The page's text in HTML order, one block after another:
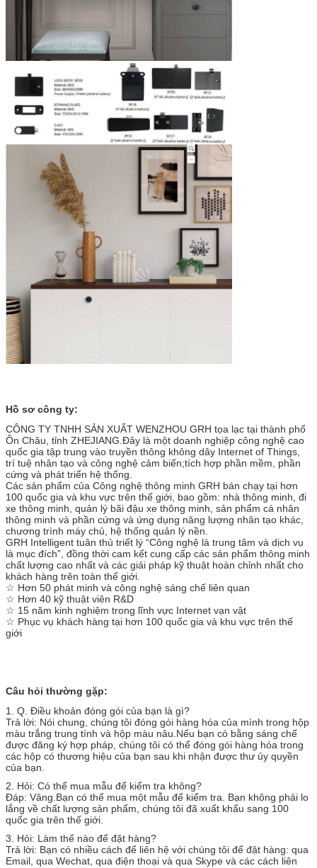
Hồ sơ công ty:
CÔNG TY TNHH SẢN XUẤT WENZHOU GRH tọa lạc tại thành phố
Ôn Châu, tỉnh ZHEJIANG.Đây là một doanh nghiệp công nghệ cao
quốc gia tập trung vào truyền thông không dây Internet of Things,
trí tuệ nhân tạo và công nghệ cảm biến;tích hợp phần mềm, phần
cứng và phát triển hệ thống.
Các sản phẩm của Công nghệ thông minh GRH bán chạy tại hơn
100 quốc gia và khu vực trên thế giới, bao gồm: nhà thông minh, đi
xe thông minh, quản lý bãi đậu xe thông minh, sản phẩm cá nhân
thông minh và phần cứng và ứng dụng năng lượng nhân tạo khác,
chương trình máy chủ, hệ thống quản lý nền.
GRH Intelligent tuân thủ triết lý “Công nghệ là trung tâm và dịch vụ
là mục đích”, đồng thời cam kết cung cấp các sản phẩm thông minh
chất lượng cao nhất và các giải pháp kỹ thuật hoàn chỉnh nhất cho
khách hàng trên toàn thế giới.
☆ Hơn 50 phát minh và công nghệ sáng chế liên quan
☆ Hơn 40 kỹ thuật viên R&D
☆ 15 năm kinh nghiệm trong lĩnh vực Internet vạn vật
☆ Phục vụ khách hàng tại hơn 100 quốc gia và khu vực trên thế
giới
Câu hỏi thường gặp:
1. Q. Điều khoản đóng gói của bạn là gì?
Trả lời: Nói chung, chúng tôi đóng gói hàng hóa của mình trong hộp
màu trắng trung tính và hộp màu nâu.Nếu bạn có bằng sáng chế
được đăng ký hợp pháp, chúng tôi có thể đóng gói hàng hóa trong
các hộp có thương hiệu của bạn sau khi nhận được thư ủy quyền
của bạn.
2. Hỏi: Có thể mua mẫu để kiểm tra không?
Đáp: Vâng.Bạn có thể mua một mẫu để kiểm tra. Bạn không phải lo
lắng về chất lượng sản phẩm, chúng tôi đã xuất khẩu sang 100
quốc gia trên thế giới.
3. Hỏi: Làm thế nào để đặt hàng?
Trả lời: Bạn có nhiều cách để liên hệ với chúng tôi để đặt hàng: qua
Email, qua Wechat, qua điện thoại và qua Skype và các cách liên